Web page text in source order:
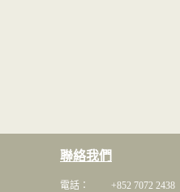
聯絡我們
電話： +852 7072 2438